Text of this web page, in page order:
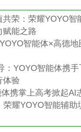
荣：荣耀YOYO智
赋能之路
智能体×高德
：YOYO智能体携
体验
携掌上高考掀起AI
荣耀YOYO智能辅助